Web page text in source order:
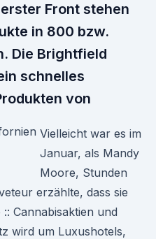
Front stehen
in 800 bzw.
Die Brightfield
schnelles
von
Vielleicht war es im
Januar, als Mandy
Moore, Stunden
erzählte, dass sie
Cannabisaktien und
wird um Luxushotels,